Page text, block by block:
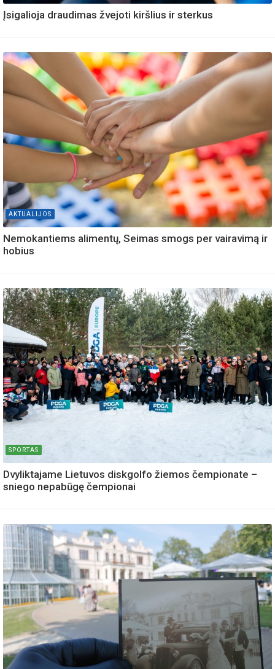
Įsigalioja draudimas žvejoti kiršlius ir sterkus
AKTUALIJOS
Nemokantiems alimentų, Seimas smogs per vairavimą ir
hobius
SPORTAS
Dvyliktajame Lietuvos diskgolfo žiemos čempionate –
sniego nepabūgę čempionai